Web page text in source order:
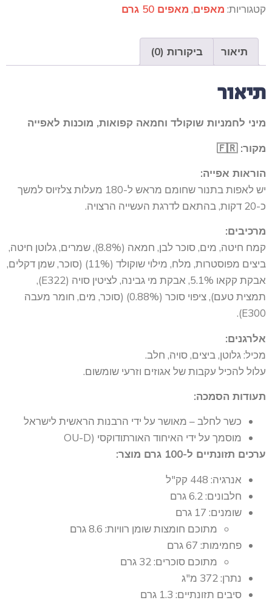
קטגוריות: מאפים, מאפים 50 גרם
תיאור ביקורות (0)
תיאור
מיני לחמניות שוקולד וחמאה קפואות, מוכנות לאפייה
מקור: 🇫🇷
הוראות אפייה:
יש לאפות בתנור שחומם מראש ל-180 מעלות צלזיוס למשך
כ-20 דקות, בהתאם לדרגת העשייה הרצויה.
מרכיבים:
קמח חיטה, מים, סוכר לבן, חמאה (8.8%), שמרים, גלוטן חיטה,
ביצים מפוסטרות, מלח, מילוי שוקולד (11%) (סוכר, שמן דקלים,
אבקת קקאו 5.1%, אבקת מי גבינה, לציטין סויה (E322),
תמצית טעם), ציפוי סוכר (0.88%) (סוכר, מים, חומר מעבה
E300).
אלרגנים:
מכיל: גלוטן, ביצים, סויה, חלב.
עלול להכיל עקבות של אגוזים וזרעי שומשום.
תעודות הסמכה:
כשר לחלב – מאושר על ידי הרבנות הראשית לישראל
מוסמך על ידי האיחוד האורתודוקסי (OU-D
ערכים תזונתיים ל-100 גרם מוצר:
אנרגיה: 448 קק"ל
חלבונים: 6.2 גרם
שומנים: 17 גרם
מתוכם חומצות שומן רוויות: 8.6 גרם
פחמימות: 67 גרם
מתוכם סוכרים: 32 גרם
נתרן: 372 מ"ג
סיבים תזונתיים: 1.3 גרם